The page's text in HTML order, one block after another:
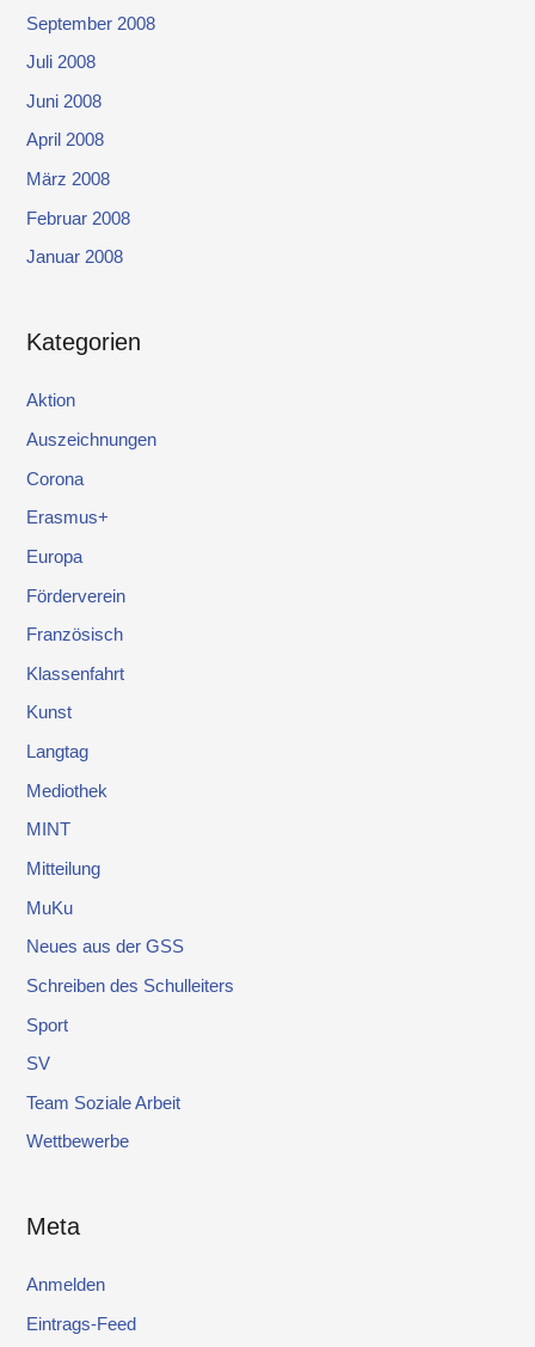
September 2008
Juli 2008
Juni 2008
April 2008
März 2008
Februar 2008
Januar 2008
Kategorien
Aktion
Auszeichnungen
Corona
Erasmus+
Europa
Förderverein
Französisch
Klassenfahrt
Kunst
Langtag
Mediothek
MINT
Mitteilung
MuKu
Neues aus der GSS
Schreiben des Schulleiters
Sport
SV
Team Soziale Arbeit
Wettbewerbe
Meta
Anmelden
Eintrags-Feed